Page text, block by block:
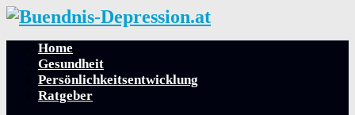
Home
Gesundheit
Persönlichkeitsentwicklung
Ratgeber